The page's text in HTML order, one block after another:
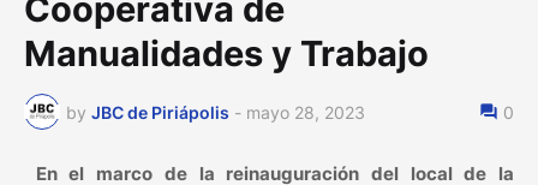
Cooperativa de
Manualidades y Trabajo
by JBC de Piriápolis - mayo 28, 2023 0
En el marco de la reinauguración del local de la